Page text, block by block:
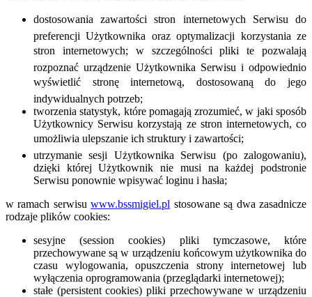
dostosowania zawartości stron internetowych Serwisu do
preferencji Użytkownika oraz optymalizacji korzystania ze
stron internetowych; w szczególności pliki te pozwalają
rozpoznać urządzenie Użytkownika Serwisu i odpowiednio
wyświetlić stronę internetową, dostosowaną do jego
indywidualnych potrzeb;
tworzenia statystyk, które pomagają zrozumieć, w jaki sposób
Użytkownicy Serwisu korzystają ze stron internetowych, co
umożliwia ulepszanie ich struktury i zawartości;
utrzymanie sesji Użytkownika Serwisu (po zalogowaniu),
dzięki której Użytkownik nie musi na każdej podstronie
Serwisu ponownie wpisywać loginu i hasła;
w ramach serwisuwww.bssmigiel.pl stosowane są dwa zasadnicze
rodzaje plików cookies:
sesyjne (session cookies) pliki tymczasowe, które
przechowywane są w urządzeniu końcowym użytkownika do
czasu wylogowania, opuszczenia strony internetowej lub
wyłączenia oprogramowania (przeglądarki internetowej);
stałe (persistent cookies) pliki przechowywane w urządzeniu